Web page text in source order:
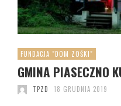
FUNDACJA "DOM ZOŚKI"
GMINA PIASECZNO
TPZD 18 GRUDNIA 2019